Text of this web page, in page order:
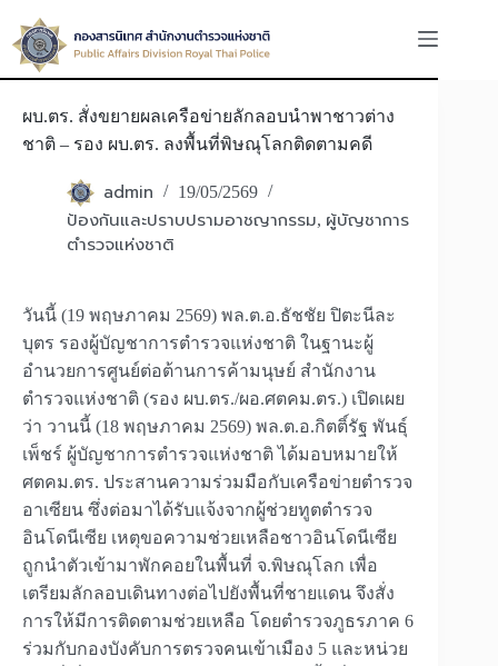
to
content
ผบ.ตร. สั่งขยายผลเครือข่ายลักลอบนำพาชาวต่าง
ชาติ – รอง ผบ.ตร. ลงพื้นที่พิษณุโลกติดตามคดี
admin 19/05/2569
ป้องกันและปราบปรามอาชญากรรม, ผู้บัญชาการ
ตำรวจแห่งชาติ
วันนี้ (19 พฤษภาคม 2569) พล.ต.อ.ธัชชัย ปิตะนีละ
บุตร รองผู้บัญชาการตำรวจแห่งชาติ ในฐานะผู้
อำนวยการศูนย์ต่อต้านการค้ามนุษย์ สำนักงาน
ตำรวจแห่งชาติ (รอง ผบ.ตร./ผอ.ศตคม.ตร.) เปิดเผย
ว่า วานนี้ (18 พฤษภาคม 2569) พล.ต.อ.กิตติ์รัฐ พันธุ์
เพ็ชร์ ผู้บัญชาการตำรวจแห่งชาติ ได้มอบหมายให้
ศตคม.ตร. ประสานความร่วมมือกับเครือข่ายตำรวจ
อาเซียน ซึ่งต่อมาได้รับแจ้งจากผู้ช่วยทูตตำรวจ
อินโดนีเซีย เหตุขอความช่วยเหลือชาวอินโดนีเซีย
ถูกนำตัวเข้ามาพักคอยในพื้นที่ จ.พิษณุโลก เพื่อ
เตรียมลักลอบเดินทางต่อไปยังพื้นที่ชายแดน จึงสั่ง
การให้มีการติดตามช่วยเหลือ โดยตำรวจภูธรภาค 6
ร่วมกับกองบังคับการตรวจคนเข้าเมือง 5 และหน่วย